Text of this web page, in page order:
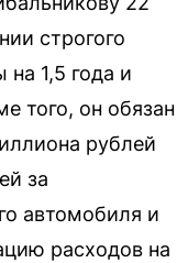
строгого
1,5 года и
того, он обязан
рублей
за
автомобиля и
расходов на